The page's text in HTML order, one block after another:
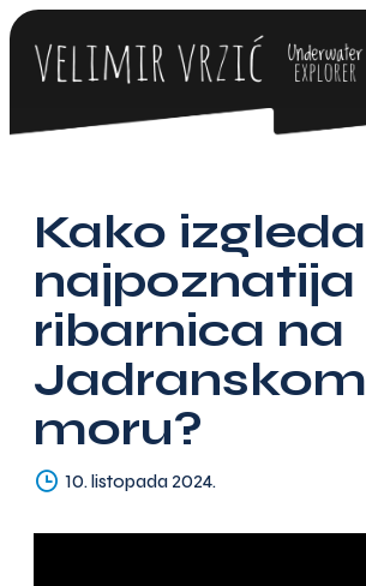
Skip
content
POČETNA
PROJEKT EEE
PARTNERI
MEDIJI
KONTAKT
Kako izgleda
najpoznatija
ribarnica na
Jadranskom
moru?
10. listopada 2024.